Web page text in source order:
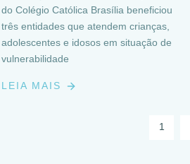
do Colégio Católica Brasília beneficiou
três entidades que atendem crianças,
adolescentes e idosos em situação de
vulnerabilidade
LEIA MAIS
1